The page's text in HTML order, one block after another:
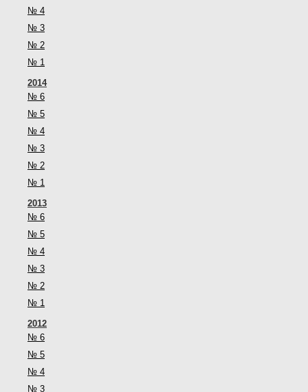
№ 4
№ 3
№ 2
№ 1
2014
№ 6
№ 5
№ 4
№ 3
№ 2
№ 1
2013
№ 6
№ 5
№ 4
№ 3
№ 2
№ 1
2012
№ 6
№ 5
№ 4
№ 3